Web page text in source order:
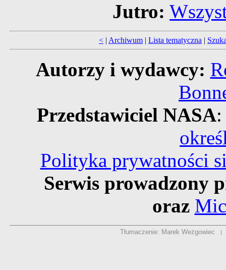
Jutro:
< | Archiwum | Lista tematyczna |
Autorzy i wydawcy:
Przedstawiciel NASA
Polityka prywatności
Serwis prowadzony
oraz
Tłumaczenie: Marek Weżgowiec